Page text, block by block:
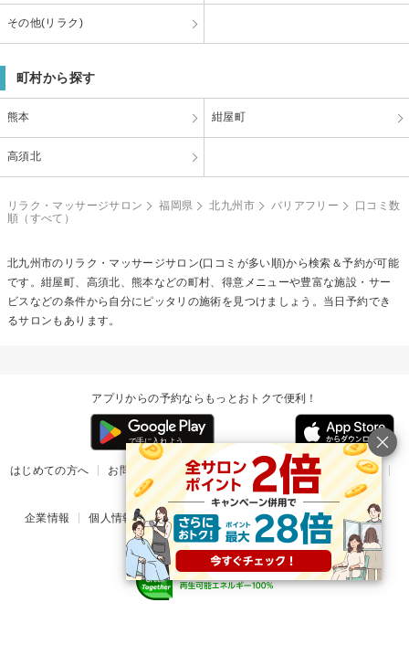
その他(リラク)
町村から探す
熊本 紺屋町
高須北
リラク・マッサージサロン 福岡県 北九州市 バリアフリー
口コミ数
順（すべて）
北九州市のリラク・マッサージサロン(口コミが多い順)から検索＆予約が可能
です。紺屋町、高須北、熊本などの町村、得意メニューや豊富な施設・サー
ビスなどの条件から自分にピッタリの施術を見つけましょう。当日予約でき
るサロンもあります。
アプリからの予約ならもっとおトクで便利！
はじめての方へ お問い合わせ ヘルプ リリース情報
利用規約
掲載ご希望のサロン様
企業情報 個人情報保護方針 楽天のサービス一覧 アプリ一覧
© Rakuten Group, Inc.